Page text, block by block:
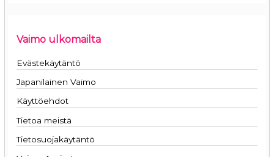
Vaimo ulkomailta
Evästekäytäntö
Japanilainen Vaimo
Käyttöehdot
Tietoa meistä
Tietosuojakäytäntö